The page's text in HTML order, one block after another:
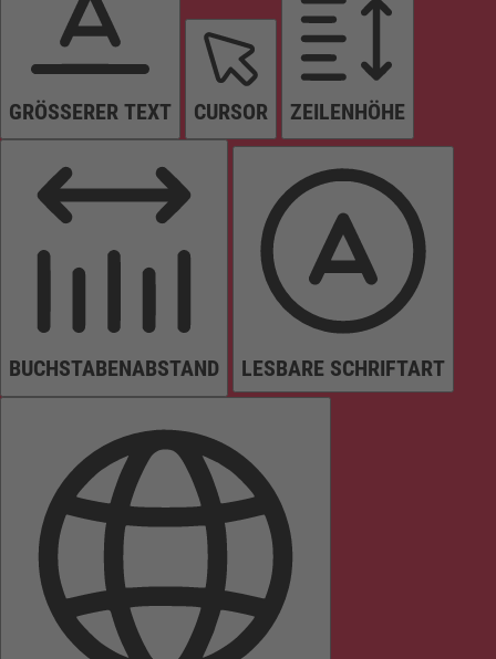
GRÖSSERER TEXT CURSOR ZEILENHÖHE
BUCHSTABENABSTAND LESBARE SCHRIFTART